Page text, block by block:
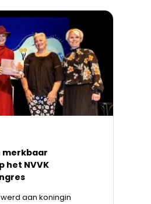
merkbaar
het NVVK
aan koningin